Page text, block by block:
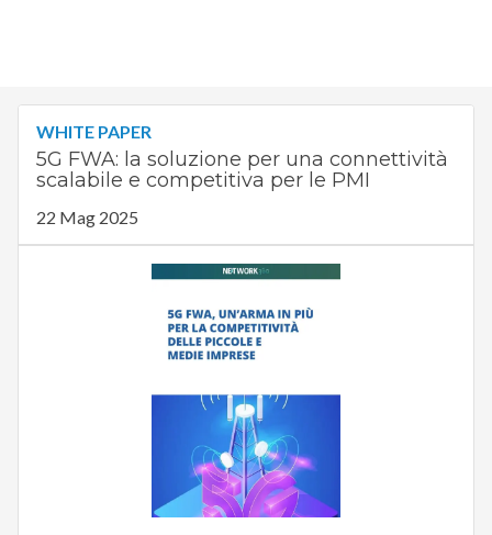
WHITE PAPER
5G FWA: la soluzione per una connettività
scalabile e competitiva per le PMI
22 Mag 2025